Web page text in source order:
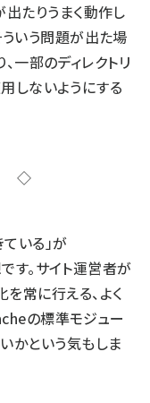
たりうまく動作し
ういう問題が出た場
一部のディレクトリ
しないようにする
ている」が
。サイト運営者が
常に行える、よく
の標準モジュー
かという気もしま